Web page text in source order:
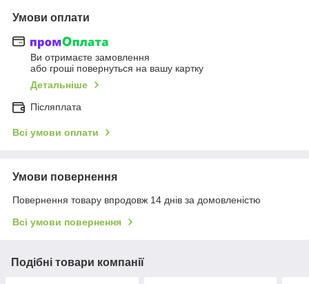
Умови оплати
Ви отримаєте замовлення
або гроші повернуться на вашу картку
Детальніше
Післяплата
Всі умови оплати
Умови повернення
Повернення товару впродовж 14 днів за домовленістю
Всі умови повернення
Подібні товари компанії